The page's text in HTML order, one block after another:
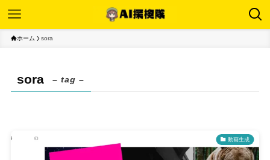
ホーム sora
sora – tag –
動画生成